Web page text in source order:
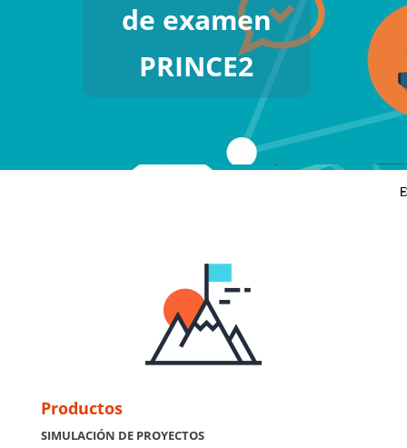
de examen
PRINCE2
Productos
SIMULACIÓN DE PROYECTOS